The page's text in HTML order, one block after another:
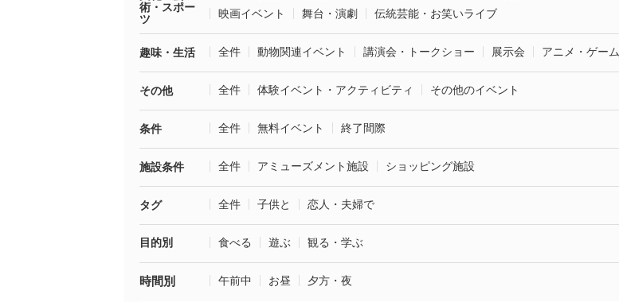
術・スポー
ツ
映画イベント
舞台・演劇 伝統芸能・お笑いライブ
趣味・生活 全件 動物関連イベント 講演会・トークショー 展示会 アニメ・ゲーム
その他 全件 体験イベント・アクティビティ その他のイベント
条件 全件 無料イベント 終了間際
施設条件 全件 アミューズメント施設 ショッピング施設
タグ 全件 子供と 恋人・夫婦で
目的別 食べる 遊ぶ 観る・学ぶ
時間別 午前中 お昼 夕方・夜